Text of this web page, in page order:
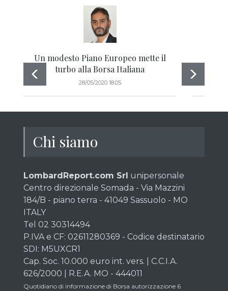
Un modesto Piano Europeo mette il
turbo alla Borsa Italiana
28/05/2020 18:05
Chi siamo
LombardReport.com Srl unipersonale
Centro direzionale Somada - Via Mazzini
184/B - piano terra - 41049 Sassuolo - MO
ITALY
Tel 02 30314494
P.IVA e CF: 02611280369 - Codice destinatario
SDI: M5UXCR1
Cap. Soc. 10.000 euro int. vers. | C.C.I.A.
626/2000 | R.E.A. MO - 444011
Quotidiano di informazione di Borsa autorizzazione 6